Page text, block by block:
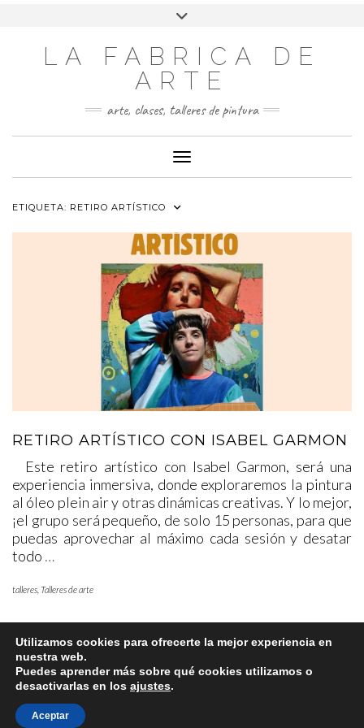
LA FABRICA DE
ARTE
arte, clases, talleres de pintura
Cambiar modo de navegación
ETIQUETA: RETIRO ARTÍSTICO
RETIRO ARTÍSTICO CON ISABEL GARMON
Este retiro artístico con Isabel Garmon, será una
experiencia inmersiva, donde exploraremos la pintura
al óleo plein air y otras dinámicas creativas. Y lo mejor,
¡el grupo será pequeño, de solo 15 personas, para que
puedas aprovechar al máximo cada sesión y desatar
todo …
talleres Talleres de arte
Copyright © 2025 www.lafabricadearte.net
Utilizamos cookies para ofrecerte la mejor experiencia en
nuestra web.
Puedes aprender más sobre qué cookies utilizamos o
desactivarlas en los ajustes.
Aceptar